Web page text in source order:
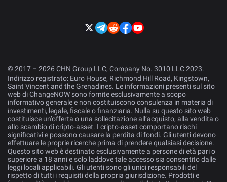
© 2017 – 2026 CHN Group LLC, Company No. 3010 LLC 2023.
Indirizzo registrato: Euro House, Richmond Hill Road, Kingstown,
Saint Vincent and the Grenadines. Le informazioni presenti sul sito
web di ChangeNOW sono fornite esclusivamente a scopo
informativo generale e non costituiscono consulenza in materia di
investimenti, legale, fiscale o finanziaria. Nulla su questo sito web
costituisce un’offerta o una sollecitazione all’acquisto, alla vendita o
allo scambio di cripto-asset. I cripto-asset comportano rischi
significativi e possono causare la perdita di fondi. Gli utenti devono
effettuare le proprie ricerche prima di prendere qualsiasi decisione.
Questo sito web è destinato esclusivamente a persone di età pari o
superiore a 18 anni e solo laddove tale accesso sia consentito dalle
leggi locali applicabili. Gli utenti sono gli unici responsabili del
rispetto di tutti i requisiti della propria giurisdizione. Prodotti e